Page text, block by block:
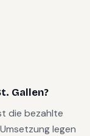
Gallen?
die bezahlte
legen